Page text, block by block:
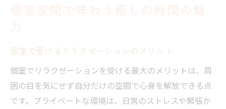
個室空間で味わう癒しの時間の魅
力
個室で受けるリラクゼーションのメリット
個室でリラクゼーションを受ける最大のメリットは、周
囲の目を気にせず自分だけの空間で心身を解放できる点
です。プライベートな環境は、日常のストレスや緊張か